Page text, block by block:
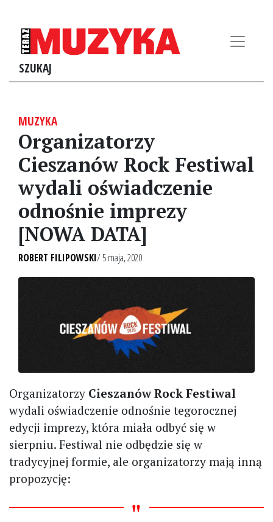
SZUKAJ
MUZYKA
Organizatorzy
Cieszanów Rock Festiwal
wydali oświadczenie
odnośnie imprezy
[NOWA DATA]
ROBERT FILIPOWSKI/ 5 maja, 2020
Organizatorzy Cieszanów Rock Festiwal
wydali oświadczenie odnośnie tegorocznej
edycji imprezy, która miała odbyć się w
sierpniu. Festiwal nie odbędzie się w
tradycyjnej formie, ale organizatorzy mają inną
propozycję: